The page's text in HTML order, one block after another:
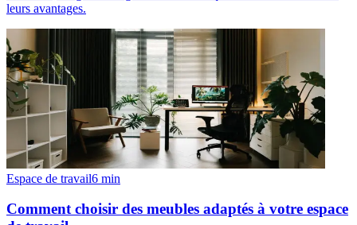
leurs avantages.
Espace de travail6 min
Comment choisir des meubles adaptés à votre espace